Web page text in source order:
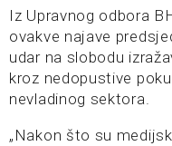
Iz Upravnog odbora
ovakve najave
udar na slobodu
kroz nedopustive
nevladinog sektora.
„Nakon što su